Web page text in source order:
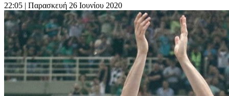
22:05 | Παρασκευή 26 Ιουνίου 2020